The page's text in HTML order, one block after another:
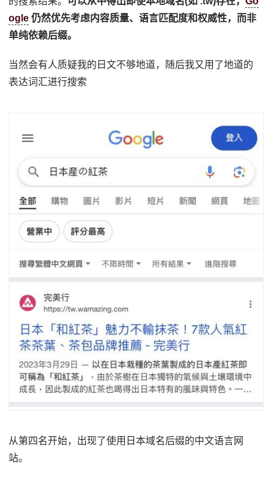
ogle 仍然优先考虑内容质量、语言匹配度和权威性，而非
单纯依赖后缀。
当然会有人质疑我的日文不够地道，随后我又用了地道的
表达词汇进行搜索
从第四名开始，出现了使用日本域名后缀的中文语言网
站。